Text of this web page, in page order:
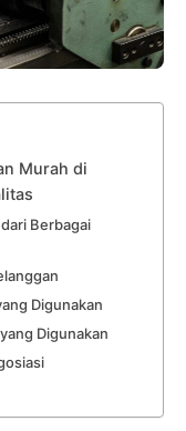
Murah di
Berbagai
Digunakan
Digunakan